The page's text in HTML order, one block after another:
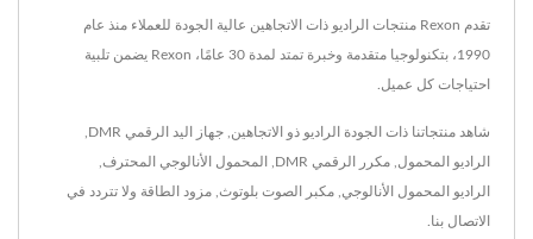
تقدم Rexon منتجات الراديو ذات الاتجاهين عالية الجودة للعملاء منذ عام
1990، بتكنولوجيا متقدمة وخبرة تمتد لمدة 30 عامًا، Rexon يضمن تلبية
احتياجات كل عميل.
شاهد منتجاتنا ذات الجودة الراديو ذو الاتجاهين جهاز اليد الرقمي DMR
الراديو المحمول مكرر الرقمي DMR المحمول الأنالوجي المحترف
الراديو المحمول الأنالوجي مكبر الصوت بلوتوث مزود الطاقة ولا تتردد في
الاتصال بنا